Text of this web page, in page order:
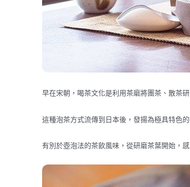
早在宋朝，喝茶文化是利用茶磨將團茶、散茶
這種泡茶方式流傳到日本後，發揚為極具特色的
有別於壺泡法的茶飲風味，從研磨茶葉開始，